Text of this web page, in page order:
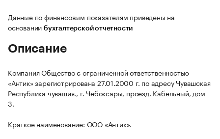
Данные по финансовым показателям приведены на
основании бухгалтерской отчетности
Описание
Компания Общество с ограниченной ответственностью
«Антик» зарегистрирована 27.01.2000 г. по адресу Чувашская
Республика чувашия., г. Чебоксары, проезд. Кабельный, дом
3.
Краткое наименование: ООО «Антик».